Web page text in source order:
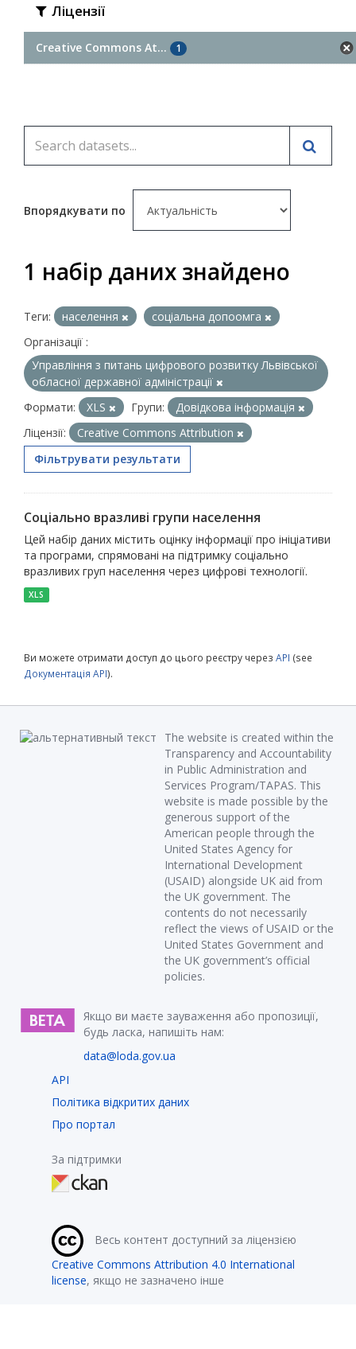
Ліцензії
Creative Commons At... 1
Впорядкувати по
1 набір даних знайдено
Теги: населення
соціальна допоомга
Організації :
Управління з питань цифрового розвитку Львівської
обласної державної адміністрації
Формати:
XLS Групи:
Довідкова інформація
Ліцензії:
Creative Commons Attribution
Фільтрувати результати
Соціально вразливі групи населення
Цей набір даних містить оцінку інформації про ініціативи
та програми, спрямовані на підтримку соціально
вразливих груп населення через цифрові технології.
XLS
Ви можете отримати доступ до цього реєстру через API (see
Документація API).
The website is created within the
Transparency and Accountability
in Public Administration and
Services Program/TAPAS. This
website is made possible by the
generous support of the
American people through the
United States Agency for
International Development
(USAID) alongside UK aid from
the UK government. The
contents do not necessarily
reflect the views of USAID or the
United States Government and
the UK government’s official
policies.
Якщо ви маєте зауваження або пропозиції,
будь ласка, напишіть нам:
data@loda.gov.ua
API
Політика відкритих даних
Про портал
За підтримки
Весь контент доступний за ліцензією
Creative Commons Attribution 4.0 International
license, якщо не зазначено інше